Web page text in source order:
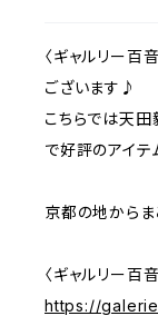
〈ギャルリー百
ございます♪
こちらでは天田
で好評のアイテ
京都の地からま
〈ギャルリー百
https://